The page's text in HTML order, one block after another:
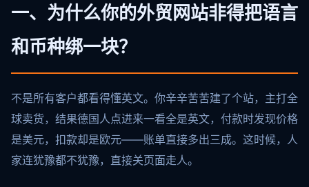
一、为什么你的外贸网站非得把语言
和币种绑一块？
不是所有客户都看得懂英文。你辛辛苦苦建了个站，主打全
球卖货，结果德国人点进来一看全是英文，付款时发现价格
是美元，扣款却是欧元——账单直接多出三成。这时候，人
家连犹豫都不犹豫，直接关页面走人。